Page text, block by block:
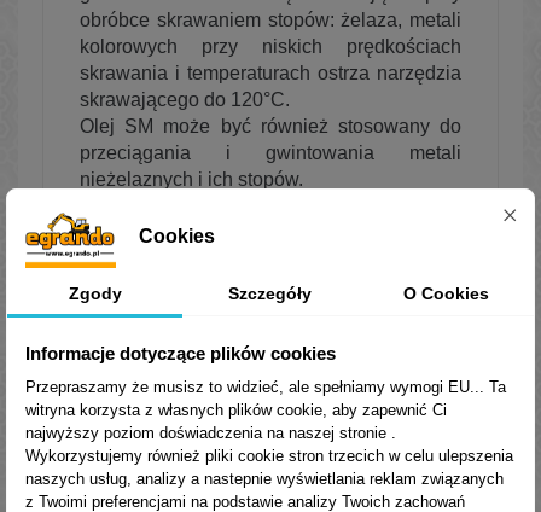
obróbce skrawaniem stopów: żelaza, metali
kolorowych przy niskich prędkościach
skrawania i temperaturach ostrza narzędzia
skrawającego do 120°C.
Olej SM może być również stosowany do
przeciągania i gwintowania metali
nieżelaznych i ich stopów.
Parametry fizyko-chemiczne
Cookies
Zgody Szczegóły O Cookies
Informacje dotyczące plików cookies
Przepraszamy że musisz to widzieć, ale spełniamy wymogi EU... Ta
witryna korzysta z własnych plików cookie, aby zapewnić Ci
najwyższy poziom doświadczenia na naszej stronie .
Wykorzystujemy również pliki cookie stron trzecich w celu ulepszenia
naszych usług, analizy a nastepnie wyświetlania reklam związanych
z Twoimi preferencjami na podstawie analizy Twoich zachowań